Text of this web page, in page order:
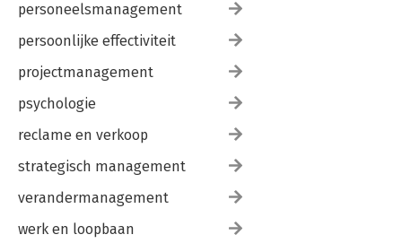
personeelsmanagement
persoonlijke effectiviteit
projectmanagement
psychologie
reclame en verkoop
strategisch management
verandermanagement
werk en loopbaan